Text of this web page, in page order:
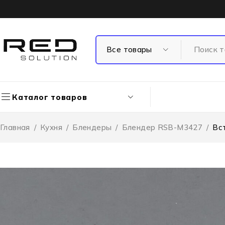
Каталог товаров
Главная / Кухня / Блендеры / Блендер RSB-M3427 /